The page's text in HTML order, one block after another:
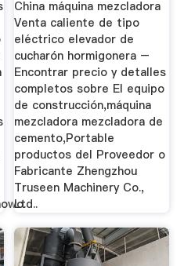
China máquina mezcladora
Venta caliente de tipo
eléctrico elevador de
cucharón hormigonera –
Encontrar precio y detalles
completos sobre El equipo
de construcción,máquina
mezcladora mezcladora de
cemento,Portable
productos del Proveedor o
Fabricante Zhengzhou
Truseen Machinery Co.,
Ltd..